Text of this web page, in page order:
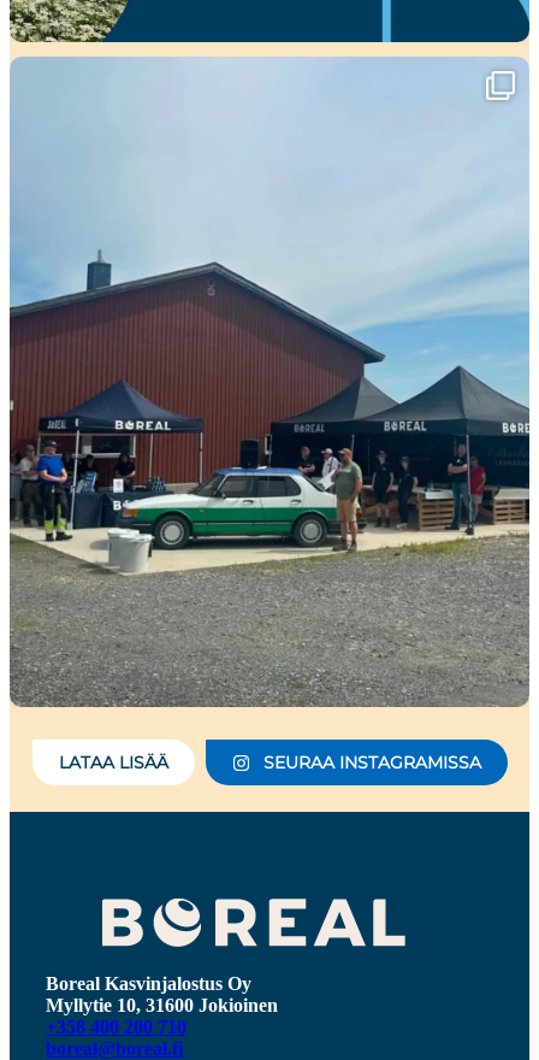
LATAA LISÄÄ SEURAA INSTAGRAMISSA
Boreal Kasvinjalostus Oy
Myllytie 10, 31600 Jokioinen
+358 400 200 710
boreal@boreal.fi